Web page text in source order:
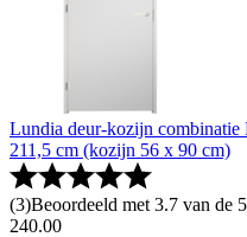
Lundia deur-kozijn
211,5 cm (kozijn 56 x 90 cm)
(3)Beoordeeld met 3.7 van de
240.00